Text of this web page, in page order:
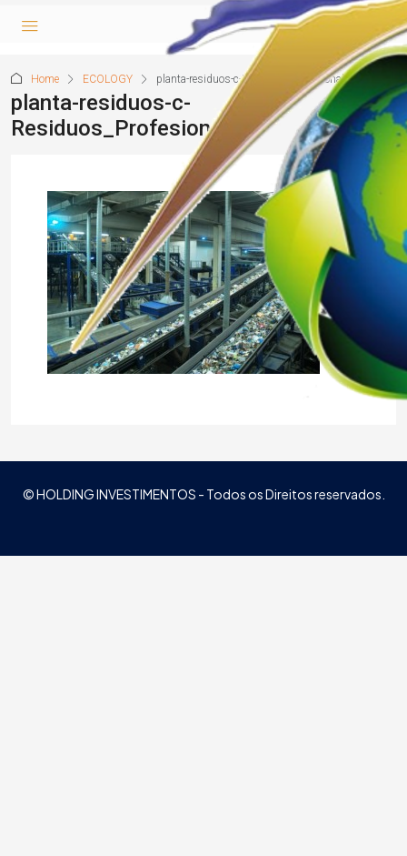
Home ECOLOGY planta-residuos-c-Residuos_Profesional
planta-residuos-c-
Residuos_Profesional
© HOLDING INVESTIMENTOS - Todos os Direitos reservados.